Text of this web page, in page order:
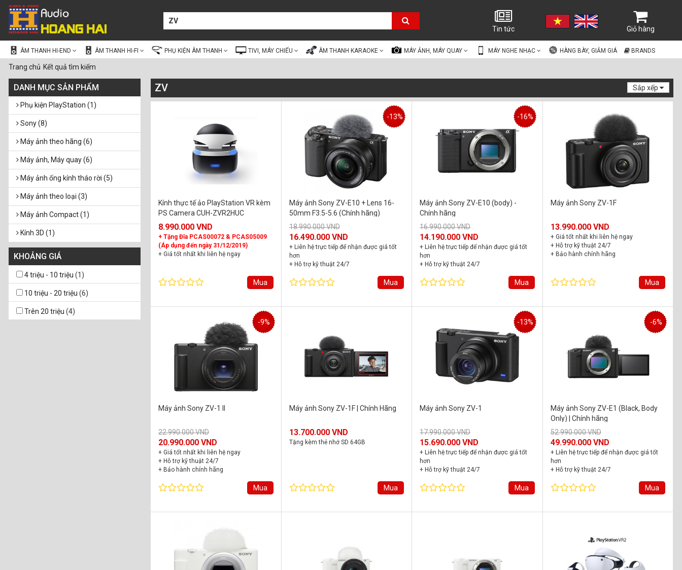
Tin tức Giỏ hàng
ÂM THANH HI-END ÂM THANH HI-FI PHỤ KIỆN ÂM THANH TIVI, MÁY CHIẾU ÂM THANH KARAOKE MÁY ẢNH, MÁY QUAY MÁY NGHE NHẠC HÀNG BÀY, GIẢM GIÁ BRANDS
Trang chủ Kết quả tìm kiếm
DANH MỤC SẢN PHẨM
Phụ kiện PlayStation (1)
Sony (8)
Máy ảnh theo hãng (6)
Máy ảnh, Máy quay (6)
Máy ảnh ống kính tháo rời (5)
Máy ảnh theo loại (3)
Máy ảnh Compact (1)
Kính 3D (1)
KHOẢNG GIÁ
4 triệu - 10 triệu (1)
10 triệu - 20 triệu (6)
Trên 20 triệu (4)
ZV Sắp xếp
Kính thực tế ảo PlayStation VR kèm
PS Camera CUH-ZVR2HUC
8.990.000 VND
+ Tặng Đĩa PCAS00072 & PCAS05009
(Áp dụng đến ngày 31/12/2019)
+ Giá tốt nhất khi liên hệ ngay
Mua
-13%
Máy ảnh Sony ZV-E10 + Lens 16-
50mm F3.5-5.6 (Chính hãng)
18.990.000 VND
16.490.000 VND
+ Liên hệ trực tiếp để nhận được giá tốt
hơn
+ Hỗ trợ kỹ thuật 24/7
Mua
-16%
Máy ảnh Sony ZV-E10 (body) -
Chính hãng
16.990.000 VND
14.190.000 VND
+ Liên hệ trực tiếp để nhận được giá tốt
hơn
+ Hỗ trợ kỹ thuật 24/7
Mua
Máy ảnh Sony ZV-1F
13.990.000 VND
+ Giá tốt nhất khi liên hệ ngay
+ Hỗ trợ kỹ thuật 24/7
+ Bảo hành chính hãng
Mua
-9%
Máy ảnh Sony ZV-1 II
22.990.000 VND
20.990.000 VND
+ Giá tốt nhất khi liên hệ ngay
+ Hỗ trợ kỹ thuật 24/7
+ Bảo hành chính hãng
Mua
Máy ảnh Sony ZV-1F | Chính Hãng
13.700.000 VND
Tặng kèm thẻ nhớ SD 64GB
Mua
-13%
Máy ảnh Sony ZV-1
17.990.000 VND
15.690.000 VND
+ Liên hệ trực tiếp để nhận được giá tốt
hơn
+ Hỗ trợ kỹ thuật 24/7
Mua
-6%
Máy ảnh Sony ZV-E1 (Black, Body
Only) | Chính hãng
52.990.000 VND
49.990.000 VND
+ Liên hệ trực tiếp để nhận được giá tốt
hơn
+ Hỗ trợ kỹ thuật 24/7
Mua